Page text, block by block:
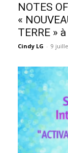
NOTES
«
TERRE »
Cindy LG - 9